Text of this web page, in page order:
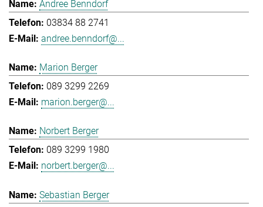
Andree Benndorf
03834 88 2741
andree.benndorf@...
Marion Berger
089 3299 2269
marion.berger@...
Norbert Berger
089 3299 1980
norbert.berger@...
Sebastian Berger